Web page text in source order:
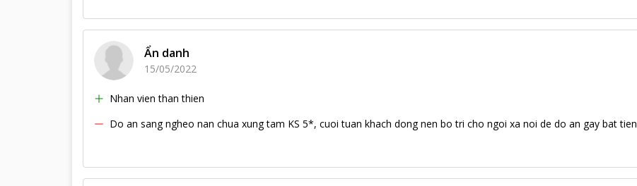
Ẩn danh
15/05/2022
Nhan vien than thien
Do an sang ngheo nan chua xung tam KS 5*, cuoi tuan khach dong nen bo tri cho ngoi xa noi de do an gay bat tien